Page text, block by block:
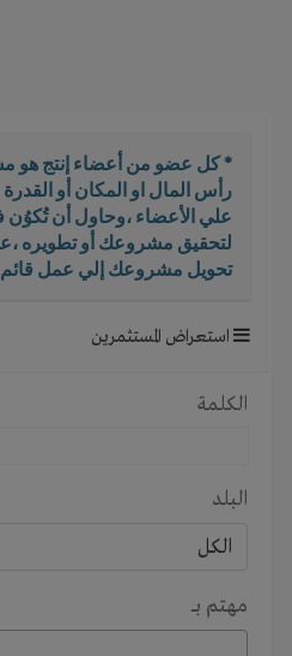
* كل عضو من أعضاء إنتج هو
رأس المال او المكان أو
علي الأعضاء ،وحاول أن
لتحقيق مشروعك أو تطويره
تحويل مشروعك إلي عمل قائم
استعراض المستثمرين
الكلمة
البلد
الكل
مهتم بـــ